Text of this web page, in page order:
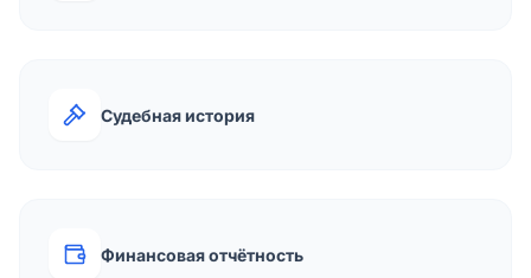
Судебная история
Финансовая отчётность